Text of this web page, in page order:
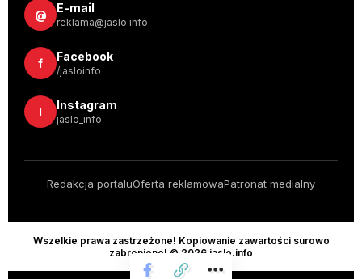
@ E-mail
reklama@jaslo.info
f Facebook
/jasloinfo
I Instagram
jaslo_info
Redakcja portaluOferta reklamowaPatronat medialny
Wszelkie prawa zastrzeżone! Kopiowanie zawartości surowo
zabronione! © 2026 jaslo.info